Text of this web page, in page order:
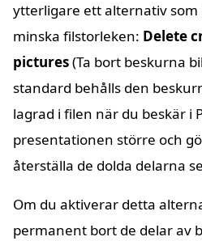
ytterligare ett alternativ som
minska filstorleken: Delete
pictures(Ta bort beskurna
standard behålls den
lagrad i filen när du beskär i
presentationen större och
återställa de dolda delarna
Om du aktiverar detta
permanent bort de delar av